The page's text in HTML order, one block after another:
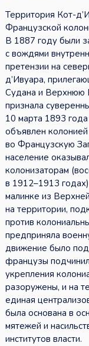
Территория Кот-
Французской
В 1887 году были
с вождями
претензии на
д’Ивуара,
Судана и Верхнюю
признала
10 марта 1893
объявлен
во Французскую
население
колонизаторам
в 1912–1913
малинке из
на территории,
против
предприняла
движение было
французы
укрепления
разоружены, и на
единая
была основана в
мятежей и
институтов власти.